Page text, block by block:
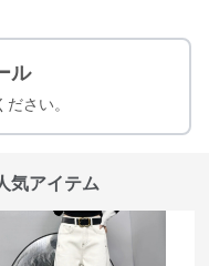
ル
さい。
気アイテム